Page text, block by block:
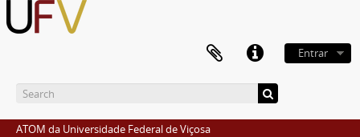
Entrar
ATOM da Universidade Federal de Viçosa